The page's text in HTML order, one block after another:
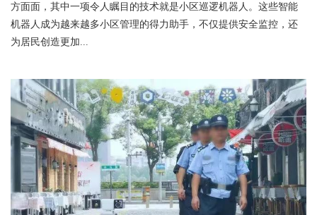
方面面，其中一项令人瞩目的技术就是小区巡逻机器人。这些智能
机器人成为越来越多小区管理的得力助手，不仅提供安全监控，还
为居民创造更加...